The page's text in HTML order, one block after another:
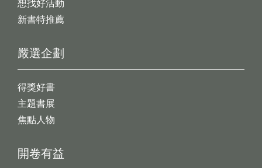
想找好活動
新書特推薦
開卷有益
嚴選企劃
得獎好書
主題書展
焦點人物